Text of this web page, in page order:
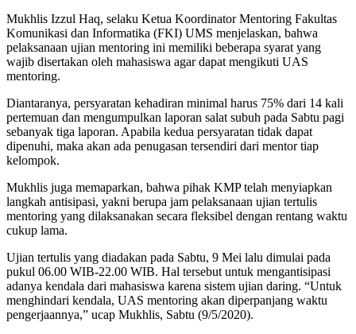
Mukhlis Izzul Haq, selaku Ketua Koordinator Mentoring Fakultas
Komunikasi dan Informatika (FKI) UMS menjelaskan, bahwa
pelaksanaan ujian mentoring ini memiliki beberapa syarat yang
wajib disertakan oleh mahasiswa agar dapat mengikuti UAS
mentoring.
Diantaranya, persyaratan kehadiran minimal harus 75% dari 14 kali
pertemuan dan mengumpulkan laporan salat subuh pada Sabtu pagi
sebanyak tiga laporan. Apabila kedua persyaratan tidak dapat
dipenuhi, maka akan ada penugasan tersendiri dari mentor tiap
kelompok.
Mukhlis juga memaparkan, bahwa pihak KMP telah menyiapkan
langkah antisipasi, yakni berupa jam pelaksanaan ujian tertulis
mentoring yang dilaksanakan secara fleksibel dengan rentang waktu
cukup lama.
Ujian tertulis yang diadakan pada Sabtu, 9 Mei lalu dimulai pada
pukul 06.00 WIB-22.00 WIB. Hal tersebut untuk mengantisipasi
adanya kendala dari mahasiswa karena sistem ujian daring. “Untuk
menghindari kendala, UAS mentoring akan diperpanjang waktu
pengerjaannya,” ucap Mukhlis, Sabtu (9/5/2020).